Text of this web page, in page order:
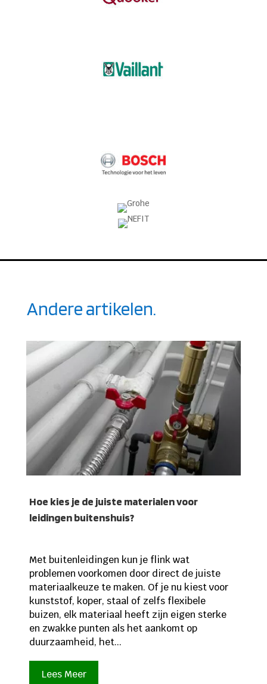
Andere artikelen.
Hoe kies je de juiste materialen voor
leidingen buitenshuis?
Met buitenleidingen kun je flink wat
problemen voorkomen door direct de juiste
materiaalkeuze te maken. Of je nu kiest voor
kunststof, koper, staal of zelfs flexibele
buizen, elk materiaal heeft zijn eigen sterke
en zwakke punten als het aankomt op
duurzaamheid, het...
Lees Meer